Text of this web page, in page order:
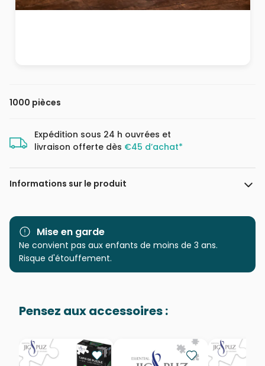
1000 pièces
Expédition sous 24 h ouvrées et
livraison offerte dès €45 d’achat*
Informations sur le produit
Marque
Castorland, les puzzles
Catégorie
EAN 5904438105137
Mise en garde
Ne convient pas aux enfants de moins de 3 ans.
Risque d'étouffement.
Pensez aux accessoires :